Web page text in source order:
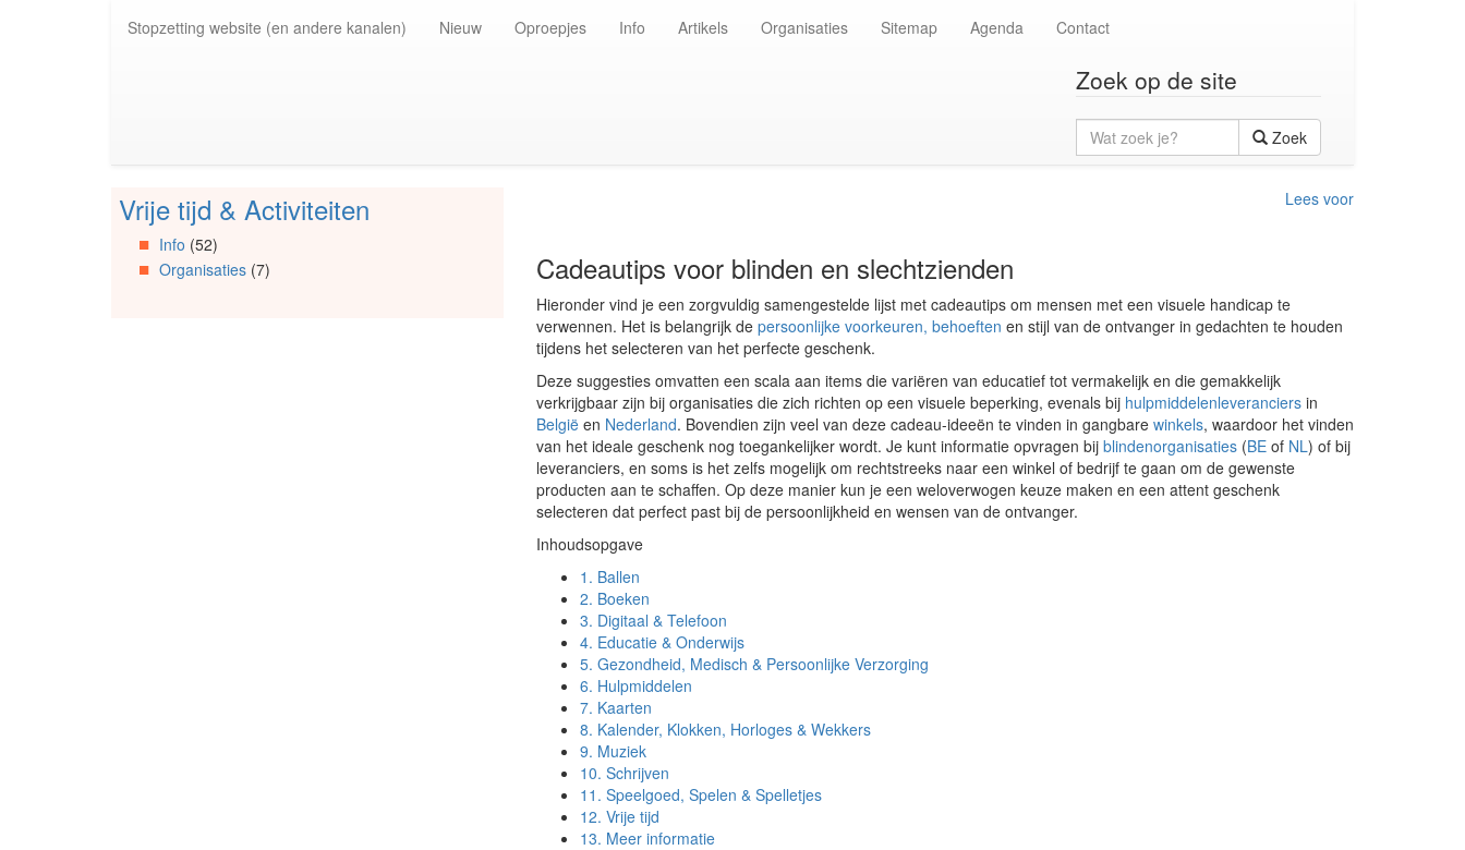
Stopzetting website (en andere kanalen) Nieuw Oproepjes Info Artikels Organisaties Sitemap Agenda Contact
Zoek op de site
Wat
zoek
je?
Zoek
Spring
naar
Artikels
Spring
Vrije tijd & Activiteiten
Info (52)
Organisaties(7)
Lees voor
Cadeautips voor blinden en slechtzienden
Hieronder vind je een zorgvuldig samengestelde lijst met cadeautips om mensen met een visuele handicap te
verwennen. Het is belangrijk de persoonlijke voorkeuren, behoeften en stijl van de ontvanger in gedachten te houden
tijdens het selecteren van het perfecte geschenk.
Deze suggesties omvatten een scala aan items die variëren van educatief tot vermakelijk en die gemakkelijk
verkrijgbaar zijn bij organisaties die zich richten op een visuele beperking, evenals bij hulpmiddelenleveranciers in
België en Nederland. Bovendien zijn veel van deze cadeau-ideeën te vinden in gangbare winkels, waardoor het vinden
van het ideale geschenk nog toegankelijker wordt. Je kunt informatie opvragen bij blindenorganisaties (BE of NL) of bij
leveranciers, en soms is het zelfs mogelijk om rechtstreeks naar een winkel of bedrijf te gaan om de gewenste
producten aan te schaffen. Op deze manier kun je een weloverwogen keuze maken en een attent geschenk
selecteren dat perfect past bij de persoonlijkheid en wensen van de ontvanger.
Inhoudsopgave
1. Ballen
2. Boeken
3. Digitaal & Telefoon
4. Educatie & Onderwijs
5. Gezondheid, Medisch & Persoonlijke Verzorging
6. Hulpmiddelen
7. Kaarten
8. Kalender, Klokken, Horloges & Wekkers
9. Muziek
10. Schrijven
11. Speelgoed, Spelen & Spelletjes
12. Vrije tijd
13. Meer informatie